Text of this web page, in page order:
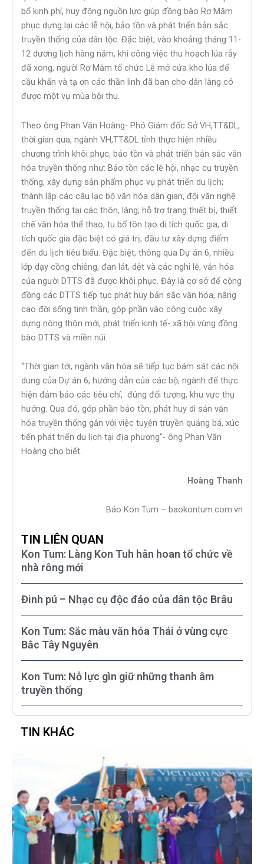
bổ kinh phí, huy động nguồn lực giúp đồng bào Rơ Măm
phục dựng lại các lễ hội, bảo tồn và phát triển bản sắc
truyền thống của dân tộc. Đặc biệt, vào khoảng tháng 11-
12 dương lịch hàng năm, khi công việc thu hoạch lúa rẫy
đã xong, người Rơ Măm tổ chức Lễ mở cửa kho lúa để
cầu khấn và tạ ơn các thần linh đã ban cho dân làng có
được một vụ mùa bội thu.
Theo ông Phan Văn Hoàng- Phó Giám đốc Sở VH,TT&DL,
thời gian qua, ngành VH,TT&DL tỉnh thực hiện nhiều
chương trình khôi phục, bảo tồn và phát triển bản sắc văn
hóa truyền thống như: Bảo tồn các lễ hội, nhạc cụ truyền
thống, xây dựng sản phẩm phục vụ phát triển du lịch;
thành lập các câu lạc bộ văn hóa dân gian, đội văn nghệ
truyền thống tại các thôn, làng; hỗ trợ trang thiết bị, thiết
chế văn hóa thể thao; tu bổ tôn tạo di tích quốc gia, di
tích quốc gia đặc biệt có giá trị; đầu tư xây dựng điểm
đến du lịch tiêu biểu. Đặc biệt, thông qua Dự án 6, nhiều
lớp dạy cồng chiêng, đan lát, dệt và các nghi lễ, văn hóa
của người DTTS đã được khôi phục. Đây là cơ sở để cộng
đồng các DTTS tiếp tục phát huy bản sắc văn hóa, nâng
cao đời sống tinh thần, góp phần vào công cuộc xây
dựng nông thôn mới, phát triển kinh tế- xã hội vùng đồng
bào DTTS và miền núi.
“Thời gian tới, ngành văn hóa sẽ tiếp tục bám sát các nội
dung của Dự án 6, hướng dẫn của các bộ, ngành để thực
hiện đảm bảo các tiêu chí, đúng đối tượng, khu vực thụ
hưởng. Qua đó, góp phần bảo tồn, phát huy di sản văn
hóa truyền thống gắn với việc tuyên truyền quảng bá, xúc
tiến phát triển du lịch tại địa phương”- ông Phan Văn
Hoàng cho biết.
Hoàng Thanh
Báo Kon Tum – baokontum.com.vn
TIN LIÊN QUAN
Kon Tum: Làng Kon Tuh hân hoan tổ chức về
nhà rông mới
Đinh pú – Nhạc cụ độc đáo của dân tộc Brâu
Kon Tum: Sắc màu văn hóa Thái ở vùng cực
Bắc Tây Nguyên
Kon Tum: Nỗ lực gìn giữ những thanh âm
truyền thống
TIN KHÁC